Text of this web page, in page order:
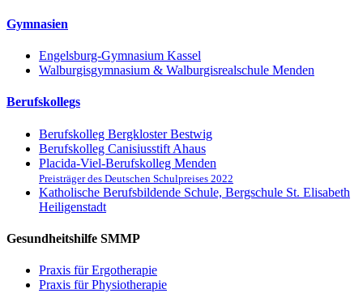
Gymnasien
Engelsburg-Gymnasium Kassel
Walburgisgymnasium & Walburgisrealschule Menden
Berufskollegs
Berufskolleg Bergkloster Bestwig
Berufskolleg Canisiusstift Ahaus
Placida-Viel-Berufskolleg Menden
Preisträger des Deutschen Schulpreises 2022
Katholische Berufsbildende Schule, Bergschule St. Elisabeth
Heiligenstadt
Gesundheitshilfe SMMP
Praxis für Ergo­therapie
Praxis für Physio­therapie